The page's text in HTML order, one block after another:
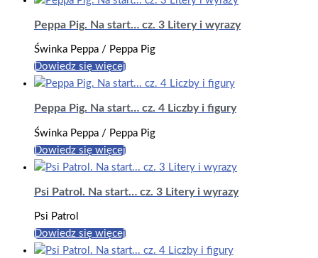
Peppa Pig. Na start… cz. 3 Litery i wyrazy
Świnka Peppa / Peppa Pig
Dowiedz się więcej
Peppa Pig. Na start… cz. 4 Liczby i figury
Świnka Peppa / Peppa Pig
Dowiedz się więcej
Psi Patrol. Na start… cz. 3 Litery i wyrazy
Psi Patrol
Dowiedz się więcej